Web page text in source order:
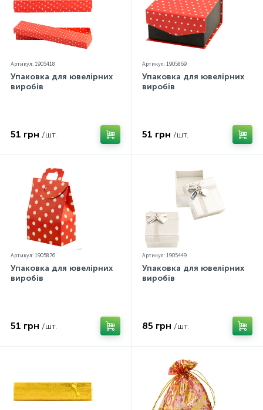
Артикул: 1905418
Упаковка для ювелірних
виробів
51 грн /шт.
Артикул: 1905869
Упаковка для ювелірних
виробів
51 грн /шт.
Артикул: 1905876
Упаковка для ювелірних
виробів
51 грн /шт.
Артикул: 1905449
Упаковка для ювелірних
виробів
85 грн /шт.